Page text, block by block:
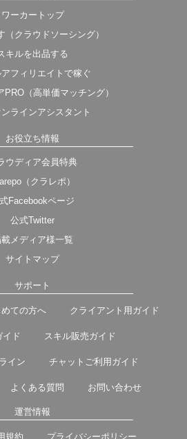
ワーカートップ
（クラウドソーシング）
キルを出品する
アフィリエイトで稼ぐ
PRO（高単価マッチング）
ラインアシスタント
お役立ち情報
ウディア会員特典
（クラレポ）
Facebookページ
公式Twitter
メディア様一覧
サイトマップ
サポート
ての方へ クライアント用ガイド
イド スキル販売ガイド
イン チャットご利用ガイド
よくある質問 お問い合わせ
運営情報
規約 プライバシーポリシー